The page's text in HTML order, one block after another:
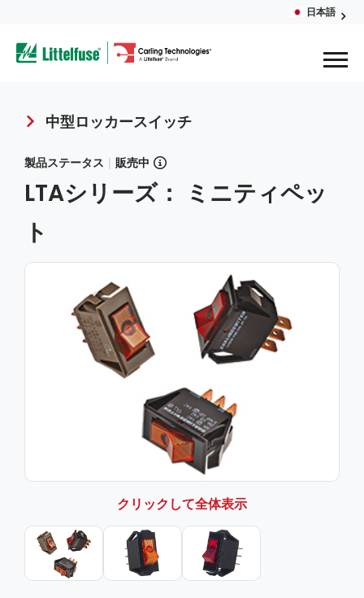
main
content
日本語
Breadcrumb
中型ロッカースイッチ
製品ステータス | 販売中
LTAシリーズ： ミニティペッ
ト
クリックして全体表示